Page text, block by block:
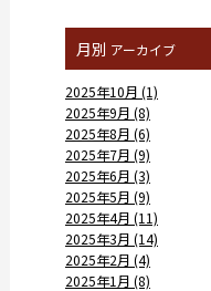
月別 アーカイブ
2025年10月 (1)
2025年9月 (8)
2025年8月 (6)
2025年7月 (9)
2025年6月 (3)
2025年5月 (9)
2025年4月 (11)
2025年3月 (14)
2025年2月 (4)
2025年1月 (8)